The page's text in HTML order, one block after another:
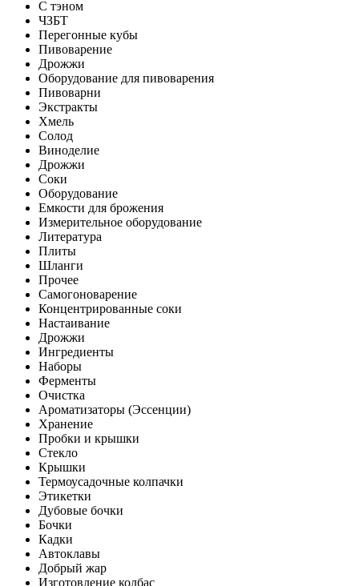
С тэном
ЧЗБТ
Перегонные кубы
Пивоварение
Дрожжи
Оборудование для пивоварения
Пивоварни
Экстракты
Хмель
Солод
Виноделие
Дрожжи
Соки
Оборудование
Емкости для брожения
Измерительное оборудование
Литература
Плиты
Шланги
Прочее
Самогоноварение
Концентрированные соки
Настаивание
Дрожжи
Ингредиенты
Наборы
Ферменты
Очистка
Ароматизаторы (Эссенции)
Хранение
Пробки и крышки
Стекло
Крышки
Термоусадочные колпачки
Этикетки
Дубовые бочки
Бочки
Кадки
Автоклавы
Добрый жар
Изготовление колбас